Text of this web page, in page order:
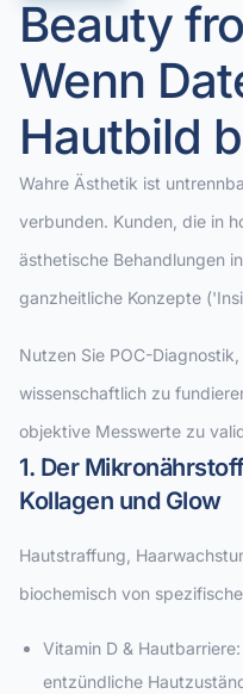
Beauty
Wenn
Hautbild
Wahre Ästhetik ist
verbunden. Kunden, die in
ästhetische Behandlungen
ganzheitliche Konzepte
Nutzen Sie POC-
wissenschaftlich zu
objektive Messwerte zu
1. Der
Kollagen und Glow
Hautstraffung,
biochemisch von
Vitamin D &
entzündliche